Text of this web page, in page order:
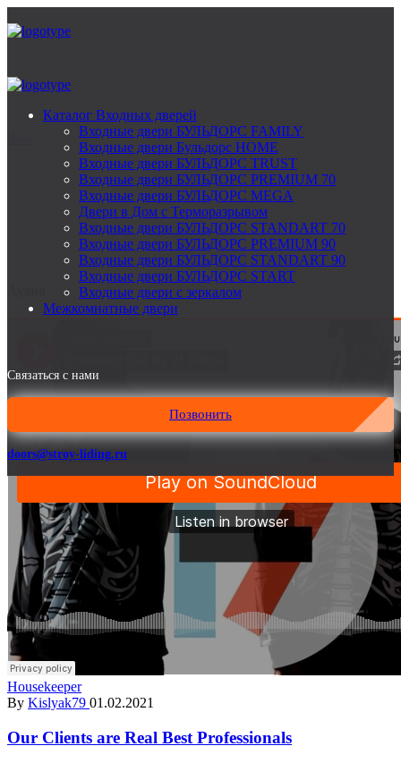
Каталог Входных дверей
Входные двери БУЛЬДОРС FAMILY
Входные двери Бульдорс HOME
Входные двери БУЛЬДОРС TRUST
Входные двери БУЛЬДОРС PREMIUM 70
Входные двери БУЛЬДОРС MEGA
Двери в Дом с Терморазрывом
Входные двери БУЛЬДОРС STANDART 70
Входные двери БУЛЬДОРС PREMIUM 90
Входные двери БУЛЬДОРС STANDART 90
Входные двери БУЛЬДОРС START
Входные двери с зеркалом
Межкомнатные двери
Связаться с нами
Позвонить
doors@stroy-liding.ru
Archive
Housekeeper
By Kislyak79 01.02.2021
Our Clients are Real Best Professionals